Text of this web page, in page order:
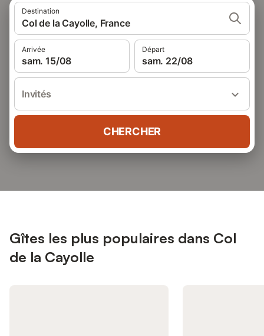
Destination
Col de la Cayolle, France
Arrivée
sam. 15/08
Départ
sam. 22/08
Invités
CHERCHER
Gîtes les plus populaires dans Col
de la Cayolle